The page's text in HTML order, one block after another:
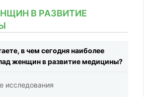
В РАЗВИТИЕ
в чем сегодня наиболее
женщин в развитие медицины?
исследования